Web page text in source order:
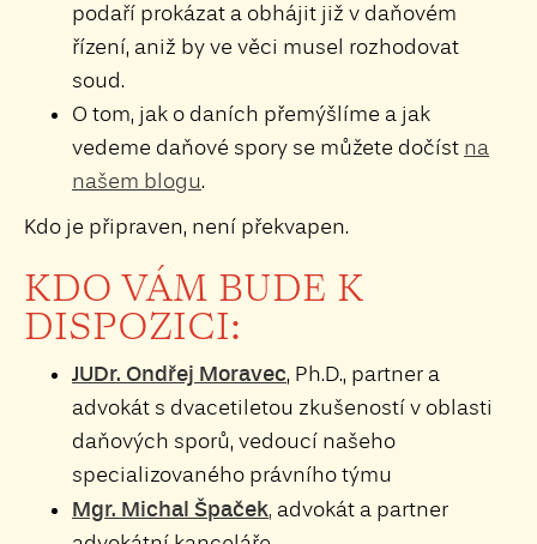
podaří prokázat a obhájit již v daňovém
řízení, aniž by ve věci musel rozhodovat
soud.
O tom, jak o daních přemýšlíme a jak
vedeme daňové spory se můžete dočíst na
našem blogu.
Kdo je připraven, není překvapen.
KDO VÁM BUDE K
DISPOZICI:
JUDr. Ondřej Moravec, Ph.D., partner a
advokát s dvacetiletou zkušeností v oblasti
daňových sporů, vedoucí našeho
specializovaného právního týmu
Mgr. Michal Špaček, advokát a partner